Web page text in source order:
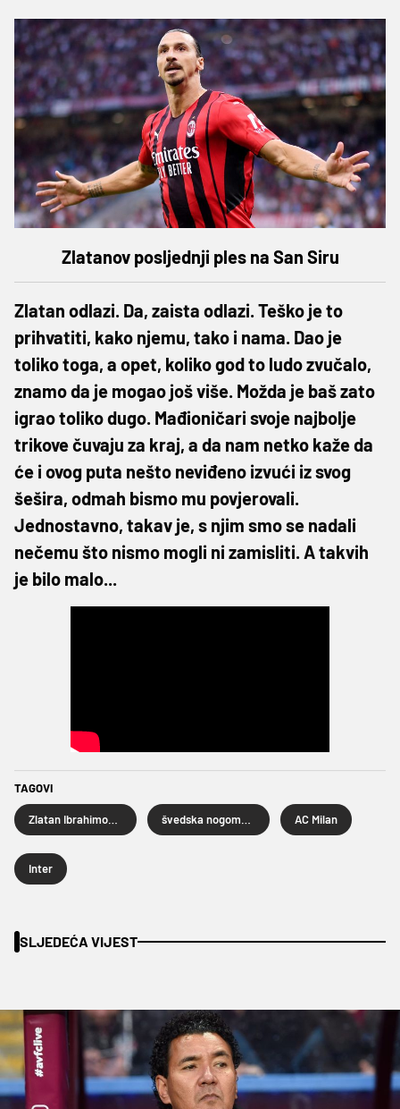
Zlatanov posljednji ples na San Siru
Zlatan odlazi. Da, zaista odlazi. Teško je to
prihvatiti, kako njemu, tako i nama. Dao je
toliko toga, a opet, koliko god to ludo zvučalo,
znamo da je mogao još više. Možda je baš zato
igrao toliko dugo. Mađioničari svoje najbolje
trikove čuvaju za kraj, a da nam netko kaže da
će i ovog puta nešto neviđeno izvući iz svog
šešira, odmah bismo mu povjerovali.
Jednostavno, takav je, s njim smo se nadali
nečemu što nismo mogli ni zamisliti. A takvih
je bilo malo...
TAGOVI
AC Milan
Inter
SLJEDEĆA VIJEST